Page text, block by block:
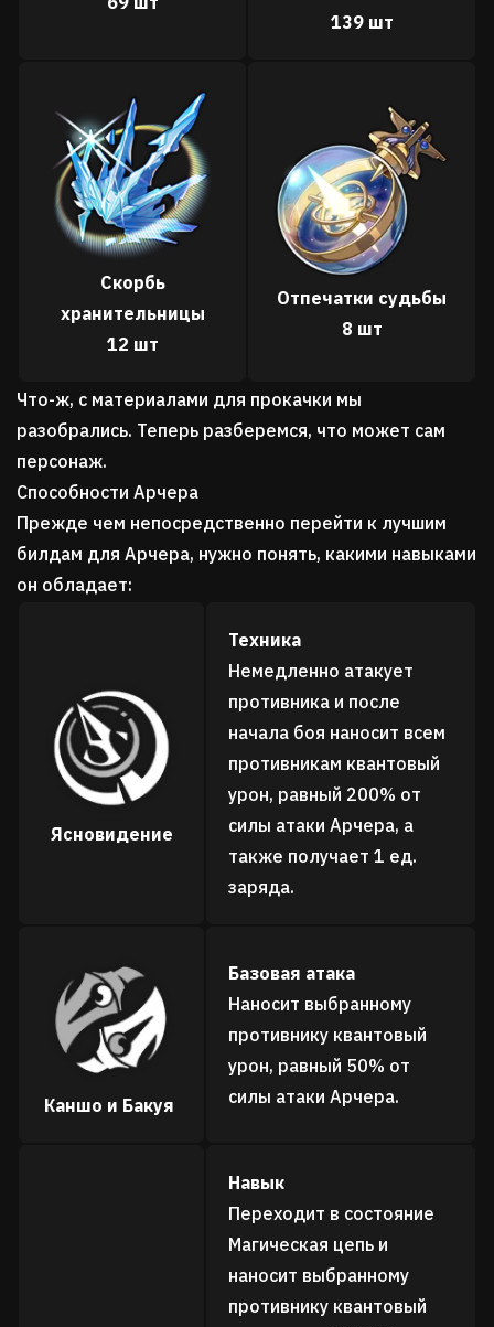
139 шт
Скорбь
хранительницы
12 шт
Отпечатки судьбы
8 шт
Что-ж, с материалами для прокачки мы
разобрались. Теперь разберемся, что может сам
персонаж.
Способности Арчера
Прежде чем непосредственно перейти к лучшим
билдам для Арчера, нужно понять, какими навыками
он обладает:
Ясновидение
Техника
Немедленно атакует
противника и после
начала боя наносит всем
противникам квантовый
урон, равный 200% от
силы атаки Арчера, а
также получает 1 ед.
заряда.
Каншо и Бакуя
Базовая атака
Наносит выбранному
противнику квантовый
урон, равный 50% от
силы атаки Арчера.
Навык
Переходит в состояние
Магическая цепь и
наносит выбранному
противнику квантовый